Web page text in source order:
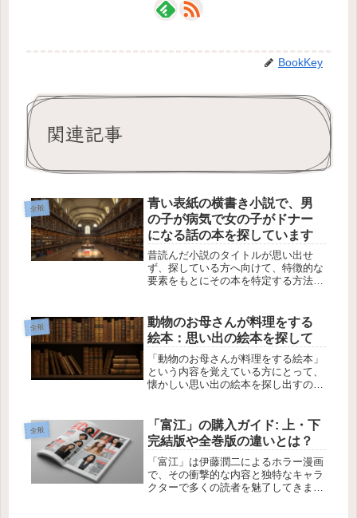
BookKey
関連記事
全般
青い表紙の横書き小説で、男
の子が病気で女の子がドナー
になる話の本を探しています
昔読んだ小説のタイトルが思い出せ
ず、探している方へ向けて、特徴的な
要素をもとにその本を特定する方法を
徴は以下の通りです。表紙が全体的に
青色で、手を繋いでいるイラストが描
かれ...
全般
動物のお母さんが料理をする
絵本：思い出の絵本を探して
「動物のお母さんが料理をする絵本」
という内容を覚えている方にとって、
懐かしい思い出の絵本を探し出すのは
を作り、ゴリラのお母さんも登場し、
シチューやミートローフのレシピが掲
載...
全般
「富江」の購入ガイド: 上・下
完結版や全巻版の違いとは？
「富江」は伊藤潤二によるホラー漫画
で、その衝撃的な内容と独特なキャラ
クターで多くの読者を魅了してきまし